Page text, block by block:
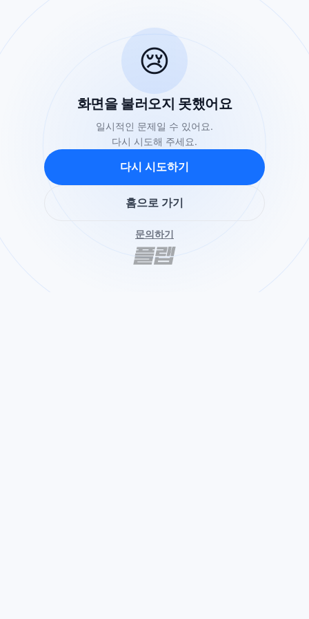
😢
화면을 불러오지 못했어요
일시적인 문제일 수 있어요.
다시 시도해 주세요.
다시 시도하기
홈으로 가기
문의하기